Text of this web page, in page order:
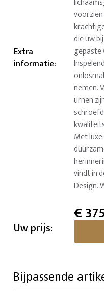
Extra
informatie:
die uw
nemen.
urnen
Met
vindt in
Design.
Uw prijs:
€
Bijpassende